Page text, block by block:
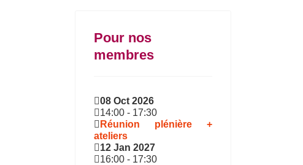
Pour nos
membres
08 Oct 2026
14:00 - 17:30
Réunion plénière +
ateliers
12 Jan 2027
16:00 - 17:30